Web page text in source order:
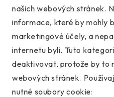
našich webových stránek.
informace, které by mohly
marketingové účely, a
internetu byli. Tuto
deaktivovat, protože by to
webových stránek.
nutné soubory cookie: